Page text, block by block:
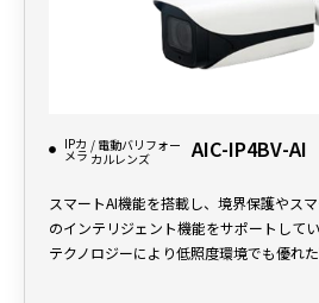
IPカ
メラ
/ 電動バリフォー
カルレンズ
AIC-IP4BV-AI
スマートAI機能を搭載し、境界保護やス
のインテリジェント機能をサポートして
テクノロジーにより低照度環境でも優れ